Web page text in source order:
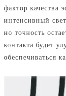
фактор качества
интенсивный свет
но точность
контакта будет
обеспечиваться